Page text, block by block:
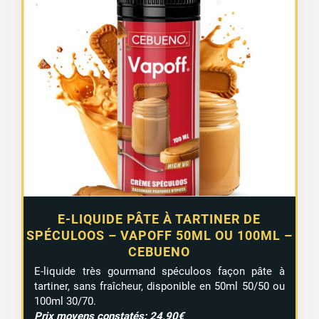
E-LIQUIDE PÂTE À TARTINER DE
SPÉCULOOS – VAPOFF 50ML OU 100ML –
CEBUENO
prix :
16,90 €
à
19,90 €
E-liquide très gourmand spéculoos façon pâte à
tartiner, sans fraîcheur, disponible en 50ml 50/50 ou
100ml 30/70.
Prix moyens constatés: 24,90€